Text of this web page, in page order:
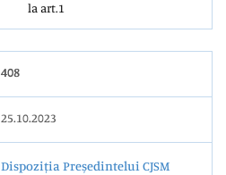
la art.1
408
25.10.2023
Dispoziția Președintelui CJSM